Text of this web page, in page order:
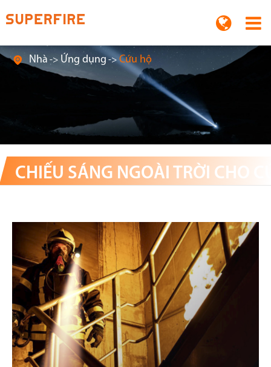
CHIẾU SÁNG NGOÀI TRỜI CHO
 Nhà Ứng dụng Cứu hộ